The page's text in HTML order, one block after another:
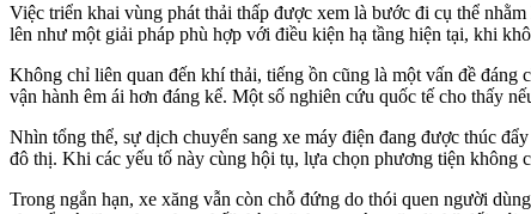
Việc triển khai vùng phát thải thấp được xem là bước đi cụ thể
lên như một giải pháp phù hợp với điều kiện hạ tầng hiện tại, khi
Không chỉ liên quan đến khí thải, tiếng ồn cũng là một vấn đề
vận hành êm ái hơn đáng kể. Một số nghiên cứu quốc tế cho thấy
Nhìn tổng thể, sự dịch chuyển sang xe máy điện đang được thúc
đô thị. Khi các yếu tố này cùng hội tụ, lựa chọn phương tiện không
Trong ngắn hạn, xe xăng vẫn còn chỗ đứng do thói quen người